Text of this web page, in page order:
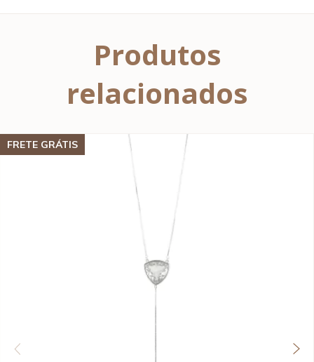
Produtos
relacionados
FRETE GRÁTIS